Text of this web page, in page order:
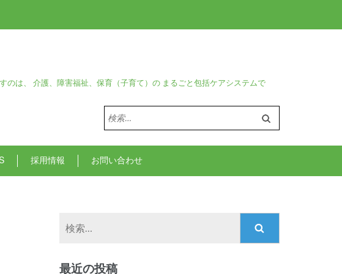
は、 介護、障害福祉、保育（子育て）の まるごと包括ケアシステムで
検
索:
採用情報 お問い合わせ
最近の投稿